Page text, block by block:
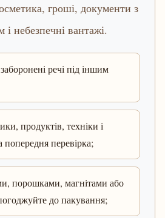
гроші, документи з
небезпечні вантажі.
речі під іншим
продуктів, техніки і
попередня перевірка;
порошками, магнітами або
до пакування;